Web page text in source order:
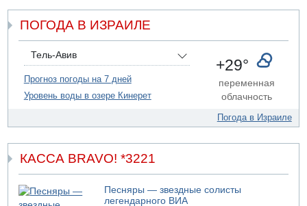
07.08.2026 20:41
Ynet: "Хизбалла" запустила БПЛА со взрывчаткой по
07.08.2026 19:16
ДТП в Ашдоде: тяжело ранены двое маленьких детей
07.08.2026 19:14
Дахан
Обнародовано имя полицейского, подозреваемого в
ПОГОДА В ИЗРАИЛЕ
Тель-Авив
Прогноз погоды на 7 дней
Уровень воды в озере Кинерет
+29°
переменная
облачность
Погода в Израиле
КАССА BRAVO! *3221
Песняры — звездные солисты
легендарного ВИА